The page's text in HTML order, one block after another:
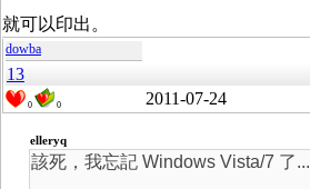
就可以印出。
dowba
13
0 0 2011-07-24
elleryq
該死，我忘記 Windows Vista/7 了...